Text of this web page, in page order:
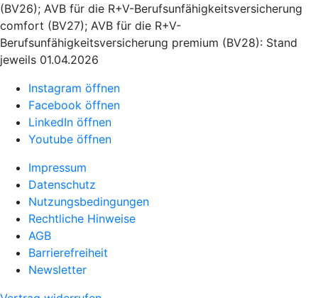
(BV26); AVB für die R+V-Berufsunfähigkeitsversicherung
comfort (BV27); AVB für die R+V-
Berufsunfähigkeitsversicherung premium (BV28): Stand
jeweils 01.04.2026
Instagram öffnen
Facebook öffnen
LinkedIn öffnen
Youtube öffnen
Impressum
Datenschutz
Nutzungsbedingungen
Rechtliche Hinweise
AGB
Barrierefreiheit
Newsletter